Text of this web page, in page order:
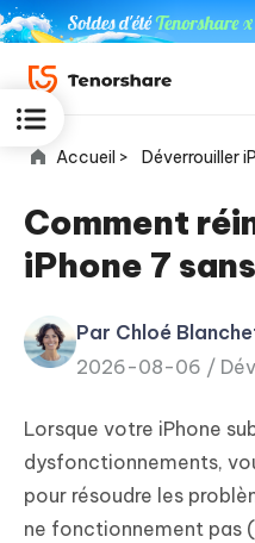
for iOS
PDNob
Editor
iAnyGo
Accueil > Déverrouiller
Comment
iPhone 7
Par Chloé
2026-08-06 /
Lorsque votre iPhone
dysfonctionnements,
pour résoudre les
ne fonctionnement pas